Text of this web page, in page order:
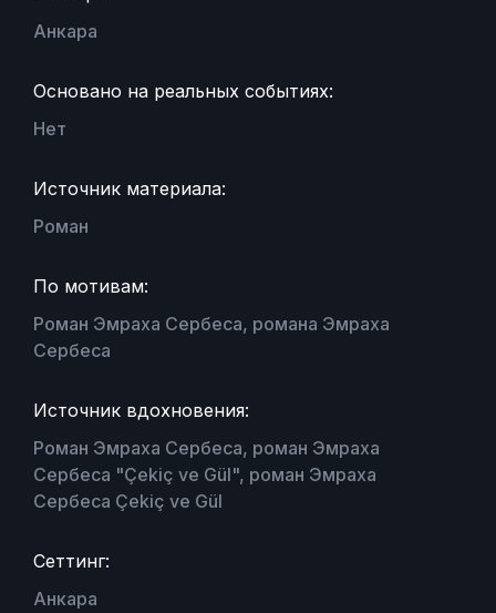
Анкара
Основано на реальных событиях:
Нет
Источник материала:
Роман
По мотивам:
Роман Эмраха Сербеса, романа Эмраха
Сербеса
Источник вдохновения:
Роман Эмраха Сербеса, роман Эмраха
Сербеса "Çekiç ve Gül", роман Эмраха
Сербеса Çekiç ve Gül
Сеттинг:
Анкара